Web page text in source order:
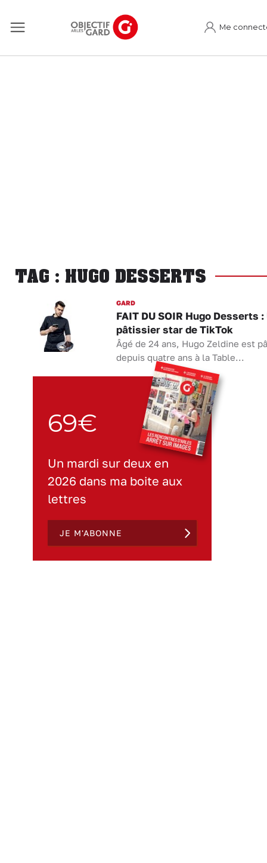
Me
TAG : HUGO DESSERTS
GARD
FAIT DU SOIR Hugo Desserts :
pâtissier star de TikTok
Âgé de 24 ans, Hugo Zeldine est
depuis quatre ans à la Table...
69€
Un mardi sur deux en
2026 dans ma boite aux
lettres
JE M'ABONNE